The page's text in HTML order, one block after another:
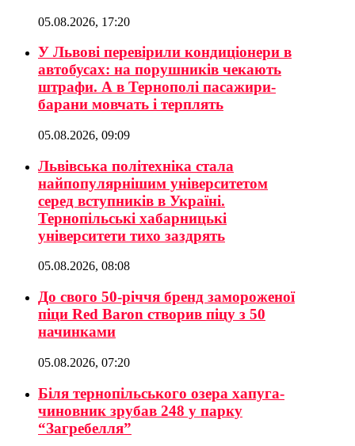
05.08.2026, 17:20
У Львові перевірили кондиціонери в
автобусах: на порушників чекають
штрафи. А в Тернополі пасажири-
барани мовчать і терплять
05.08.2026, 09:09
Львівська політехніка стала
найпопулярнішим університетом
серед вступників в Україні.
Тернопільські хабарницькі
університети тихо заздрять
05.08.2026, 08:08
До свого 50-річчя бренд замороженої
піци Red Baron створив піцу з 50
начинками
05.08.2026, 07:20
Біля тернопільського озера хапуга-
чиновник зрубав 248 у парку
“Загребелля”